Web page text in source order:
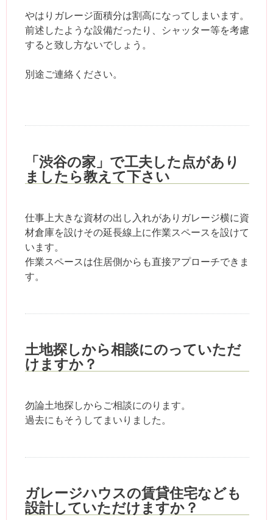
やはりガレージ面積分は割高になってしまいます。
前述したような設備だったり、シャッター等を考慮
すると致し方ないでしょう。
別途ご連絡ください。
「渋谷の家」で工夫した点があり
ましたら教えて下さい
仕事上大きな資材の出し入れがありガレージ横に資
材倉庫を設けその延長線上に作業スペースを設けて
います。
作業スペースは住居側からも直接アプローチできま
す。
土地探しから相談にのっていただ
けますか？
勿論土地探しからご相談にのります。
過去にもそうしてまいりました。
ガレージハウスの賃貸住宅なども
設計していただけますか？